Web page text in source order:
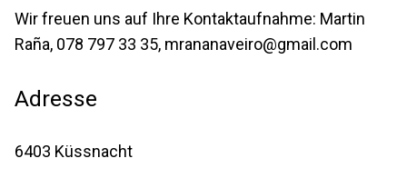
Wir freuen uns auf Ihre Kontaktaufnahme: Martin
Raña, 078 797 33 35, mrananaveiro@gmail.com
Adresse
6403 Küssnacht